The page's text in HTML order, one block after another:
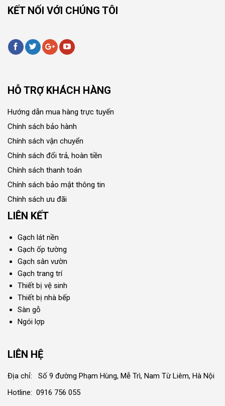
KẾT NỐI VỚI CHÚNG TÔI
HỖ TRỢ KHÁCH HÀNG
Hướng dẫn mua hàng trực tuyến
Chính sách bảo hành
Chính sách vận chuyển
Chính sách đổi trả, hoàn tiền
Chính sách thanh toán
Chính sách bảo mật thông tin
Chính sách ưu đãi
LIÊN KẾT
Gạch lát nền
Gạch ốp tường
Gạch sân vườn
Gạch trang trí
Thiết bị vệ sinh
Thiết bị nhà bếp
Sàn gỗ
Ngói lợp
LIÊN HỆ
Địa chỉ: Số 9 đường Phạm Hùng, Mễ Trì, Nam Từ Liêm, Hà Nội
Hotline: 0916 756 055